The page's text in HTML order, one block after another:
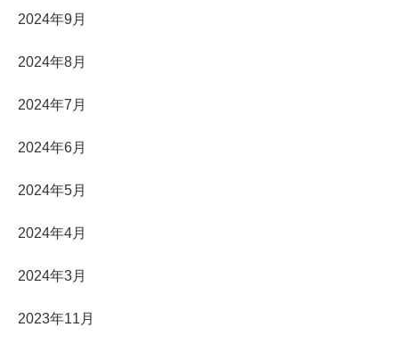
2024年9月
2024年8月
2024年7月
2024年6月
2024年5月
2024年4月
2024年3月
2023年11月